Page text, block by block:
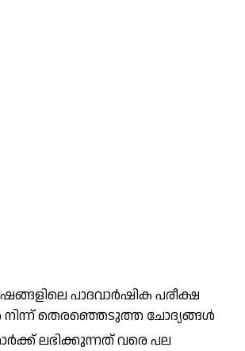
പാദവാർഷിക പരീക്ഷ
നിന്ന് തെരഞ്ഞെടുത്ത ചോദ്യങ്ങൾ
ലഭിക്കുന്നത് വരെ പല